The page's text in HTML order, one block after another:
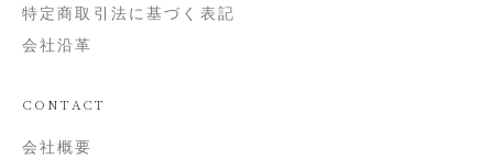
特定商取引法に基づく表記
会社沿革
CONTACT
会社概要